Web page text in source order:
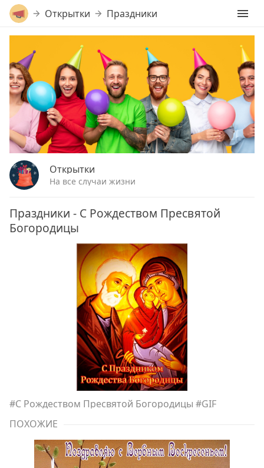
Открытки Праздники
Открытки
На все случаи жизни
Праздники - С Рождеством Пресвятой
Богородицы
#С Рождеством Пресвятой Богородицы #GIF
ПОХОЖИЕ